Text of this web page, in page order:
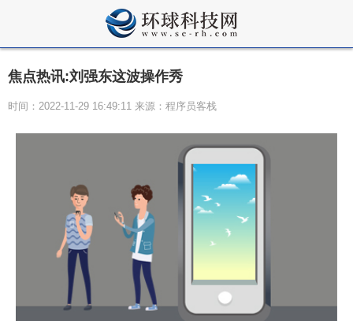
焦点热讯:刘强东这波操作秀
时间：2022-11-29 16:49:11 来源：程序员客栈